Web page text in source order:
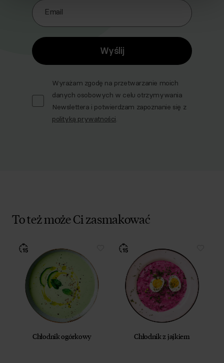
Email
Wyślij
Wyrażam zgodę na przetwarzanie moich
danych osobowych w celu otrzymywania
Newslettera i potwierdzam zapoznanie się z
polityką prywatności.
To też może Ci zasmakować
Chłodnik ogórkowy Chłodnik z jajkiem